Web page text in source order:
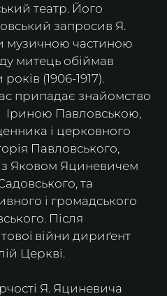
театр. Його
запросив Я.
музичною частиною
митець обіймав
(1906-1917).
припадає знайомство
Іриною Павловською,
і церковного
Павловського,
з Яковом Яциневичем
та
і громадського
Після
війни дириґент
Церкві.
Я. Яциневича